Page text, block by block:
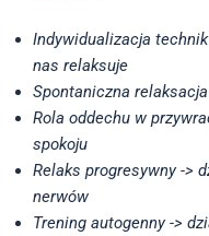
Indywidualizacja
nas relaksuje
Spontaniczna
Rola oddechu w
spokoju
Relaks progresywny ->
nerwów
Trening autogenny ->